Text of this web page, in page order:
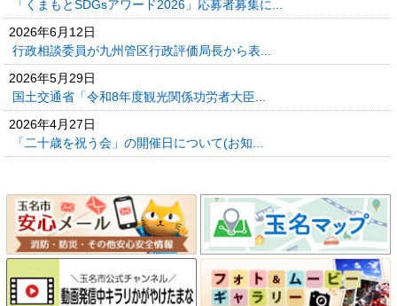
「くまもとSDGsアワード2026」応募者募集に...
2026年6月12日
行政相談委員が九州管区行政評価局長から表...
2026年5月29日
国土交通省「令和8年度観光関係功労者大臣...
2026年4月27日
「二十歳を祝う会」の開催日について(お知...